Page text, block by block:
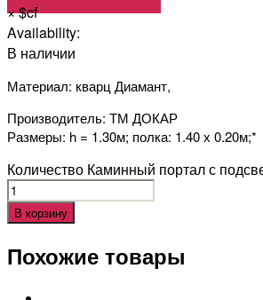
×$cf
Availability:
В наличии
Материал: кварц Диамант,
Производитель: ТМ ДОКАР
Размеры: h = 1.30м; полка: 1.40 х 0.20м;*
Количество Каминный портал с
В корзину
Похожие товары